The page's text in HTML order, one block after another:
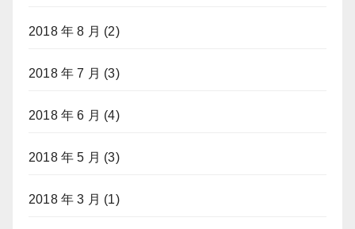
2018 年 8 月 (2)
2018 年 7 月 (3)
2018 年 6 月 (4)
2018 年 5 月 (3)
2018 年 3 月 (1)